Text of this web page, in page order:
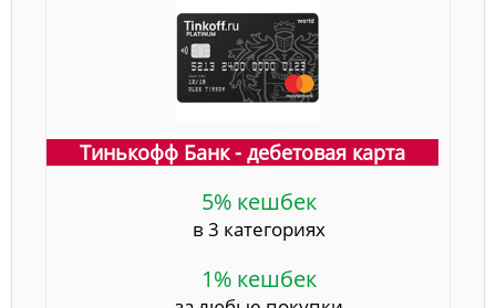
Тинькофф Банк - дебетовая карта
5% кешбек
в 3 категориях
1% кешбек